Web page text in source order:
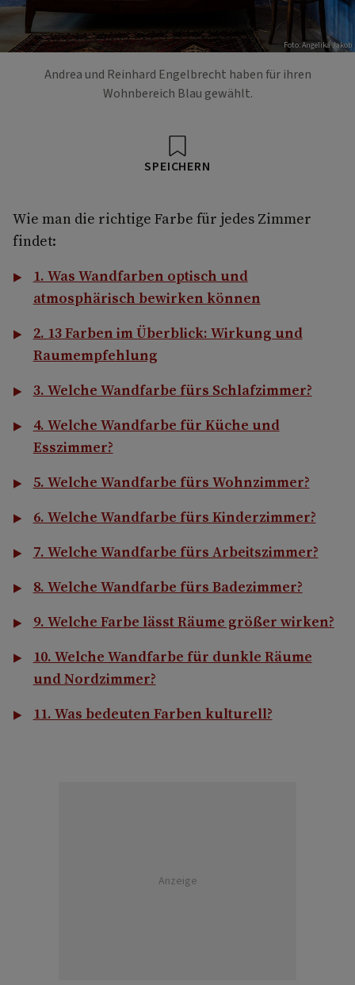
Foto: Angelika Jakob
Andrea und Reinhard Engelbrecht haben für ihren
Wohnbereich Blau gewählt.
SPEICHERN
Wie man die richtige Farbe für jedes Zimmer
findet:
1. Was Wandfarben optisch und
atmosphärisch bewirken können
2. 13 Farben im Überblick: Wirkung und
Raumempfehlung
3. Welche Wandfarbe fürs Schlafzimmer?
4. Welche Wandfarbe für Küche und
Esszimmer?
5. Welche Wandfarbe fürs Wohnzimmer?
6. Welche Wandfarbe fürs Kinderzimmer?
7. Welche Wandfarbe fürs Arbeitszimmer?
8. Welche Wandfarbe fürs Badezimmer?
9. Welche Farbe lässt Räume größer wirken?
10. Welche Wandfarbe für dunkle Räume
und Nordzimmer?
11. Was bedeuten Farben kulturell?
Anzeige